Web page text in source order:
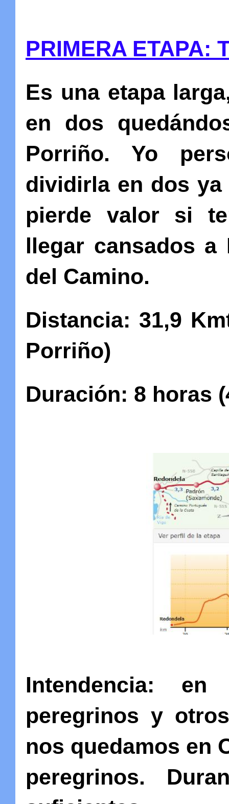
PRIMERA ETAPA:
Es una etapa
en dos
Porriño. Yo
dividirla en dos ya
pierde valor si
llegar cansados
del Camino.
Distancia: 31,9
Porriño)
Duración: 8 horas
Intendencia: en
peregrinos y
nos quedamos en
peregrinos.